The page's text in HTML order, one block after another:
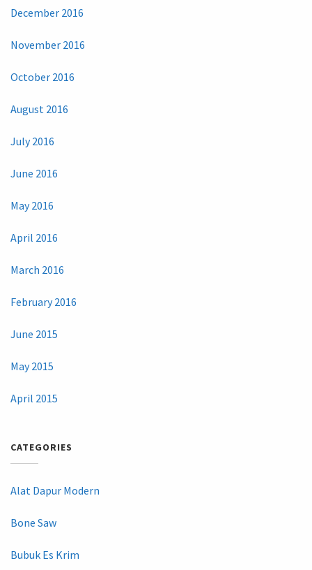
December 2016
November 2016
October 2016
August 2016
July 2016
June 2016
May 2016
April 2016
March 2016
February 2016
June 2015
May 2015
April 2015
CATEGORIES
Alat Dapur Modern
Bone Saw
Bubuk Es Krim